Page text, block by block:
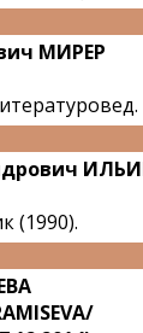
МИРЕР
(1990).